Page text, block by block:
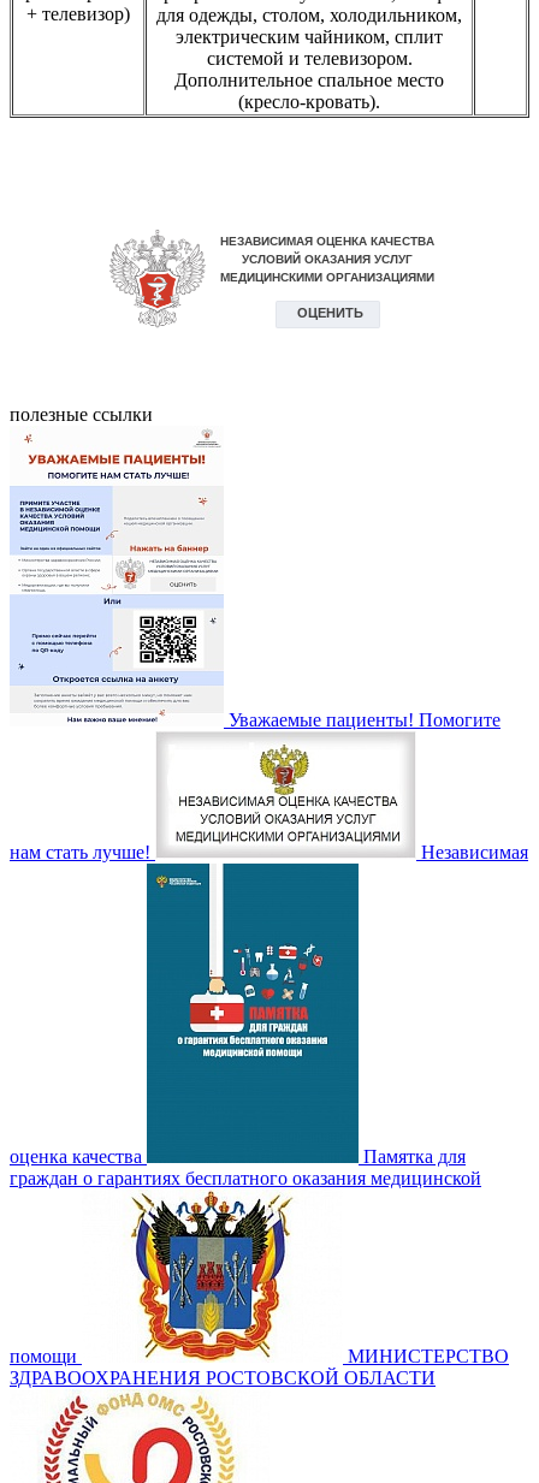
+ телевизор)
для одежды, столом, холодильником,
электрическим чайником, сплит
системой и телевизором.
Дополнительное спальное место
(кресло-кровать).
полезные ссылки
Уважаемые пациенты! Помогите
нам стать лучше! Независимая
оценка качества
Памятка для
граждан о гарантиях бесплатного оказания медицинской
помощи
МИНИСТЕРСТВО
ЗДРАВООХРАНЕНИЯ РОСТОВСКОЙ ОБЛАСТИ